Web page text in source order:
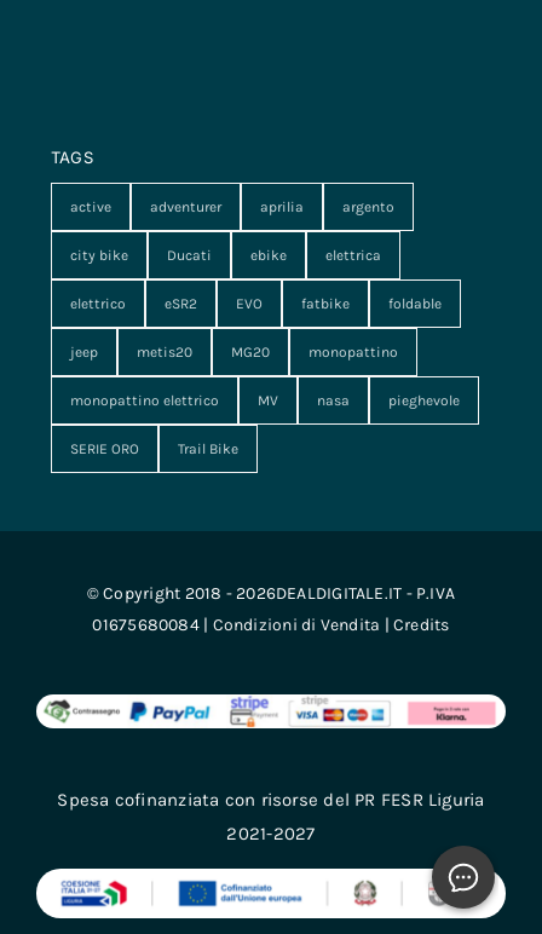
TAGS
active adventurer aprilia argento
city bike Ducati ebike elettrica
elettrico eSR2 EVO fatbike foldable
jeep metis20 MG20 monopattino
monopattino elettrico MV nasa pieghevole
SERIE ORO Trail Bike
© Copyright 2018 - 2026DEALDIGITALE.IT - P.IVA
01675680084 | Condizioni di Vendita | Credits
Spesa cofinanziata con risorse del PR FESR Liguria
2021-2027